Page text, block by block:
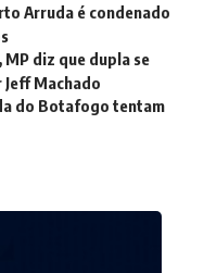
Arruda é condenado
diz que dupla se
Machado
do Botafogo tentam